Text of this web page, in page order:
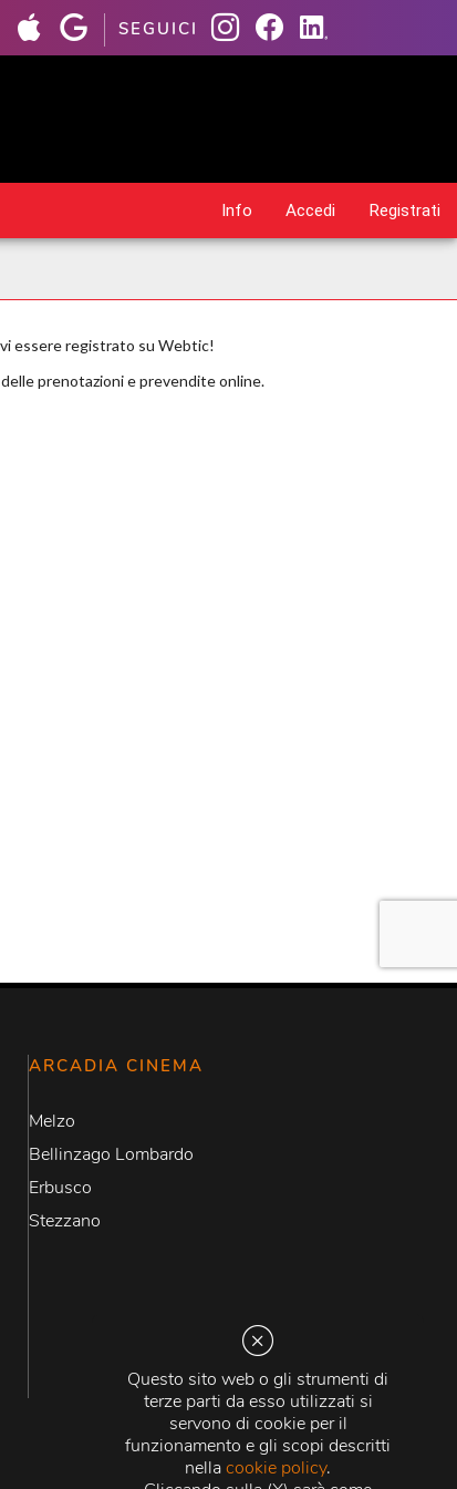
Questo sito web o gli strumenti di
terze parti da esso utilizzati si
servono di cookie per il
funzionamento e gli scopi descritti
nellacookie policy.
SEGUICI
ARCADIA CINEMA
Melzo
Bellinzago Lombardo
Erbusco
Stezzano